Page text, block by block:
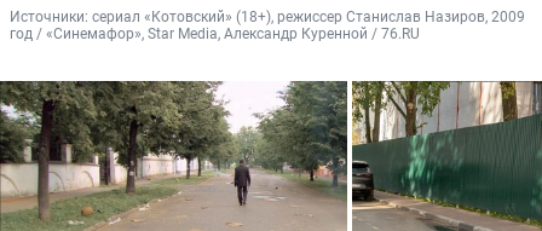
Источники: сериал «Котовский» (18+), режиссер Станислав Назиров, 2009
год / «Синемафор», Star Media, Александр Куренной / 76.RU